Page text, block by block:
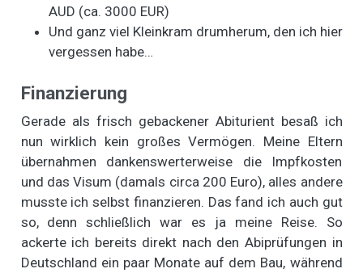
AUD (ca. 3000 EUR)
Und ganz viel Kleinkram drumherum, den ich hier
vergessen habe…
Finanzierung
Gerade als frisch gebackener Abiturient besaß ich
nun wirklich kein großes Vermögen. Meine Eltern
übernahmen dankenswerterweise die Impfkosten
und das Visum (damals circa 200 Euro), alles andere
musste ich selbst finanzieren. Das fand ich auch gut
so, denn schließlich war es ja meine Reise. So
ackerte ich bereits direkt nach den Abiprüfungen in
Deutschland ein paar Monate auf dem Bau, während